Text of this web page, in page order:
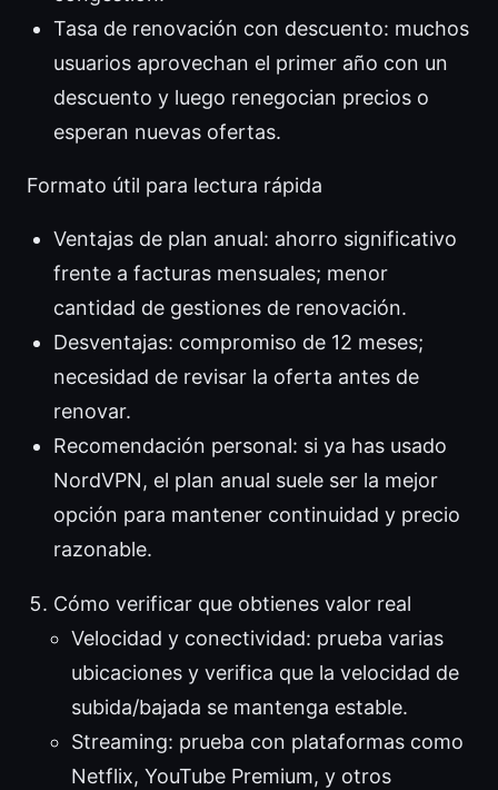
Tasa de renovación con descuento: muchos
usuarios aprovechan el primer año con un
descuento y luego renegocian precios o
esperan nuevas ofertas.
Formato útil para lectura rápida
Ventajas de plan anual: ahorro significativo
frente a facturas mensuales; menor
cantidad de gestiones de renovación.
Desventajas: compromiso de 12 meses;
necesidad de revisar la oferta antes de
renovar.
Recomendación personal: si ya has usado
NordVPN, el plan anual suele ser la mejor
opción para mantener continuidad y precio
razonable.
Cómo verificar que obtienes valor real
Velocidad y conectividad: prueba varias
ubicaciones y verifica que la velocidad de
subida/bajada se mantenga estable.
Streaming: prueba con plataformas como
Netflix, YouTube Premium, y otros